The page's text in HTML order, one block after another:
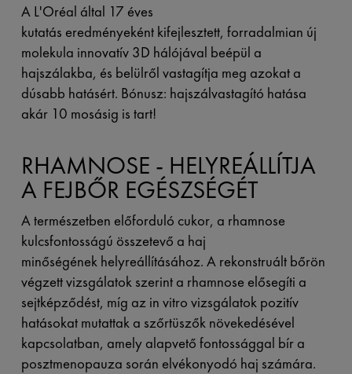
A L'Oréal által 17 éves
kutatás eredményeként kifejlesztett, forradalmian új
molekula innovatív 3D hálójával beépül a
hajszálakba, és belülről vastagítja meg azokat a
dúsabb hatásért. Bónusz: hajszálvastagító hatása
akár 10 mosásig is tart!
RHAMNOSE - HELYREÁLLÍTJA
A FEJBŐR EGÉSZSÉGÉT
A természetben előforduló cukor, a rhamnose
kulcsfontosságú összetevő a haj
minőségének helyreállításához. A rekonstruált bőrön
végzett vizsgálatok szerint a rhamnose elősegíti a
sejtképződést, míg az in vitro vizsgálatok pozitív
hatásokat mutattak a szőrtüszők növekedésével
kapcsolatban, amely alapvető fontossággal bír a
posztmenopauza során elvékonyodó haj számára.